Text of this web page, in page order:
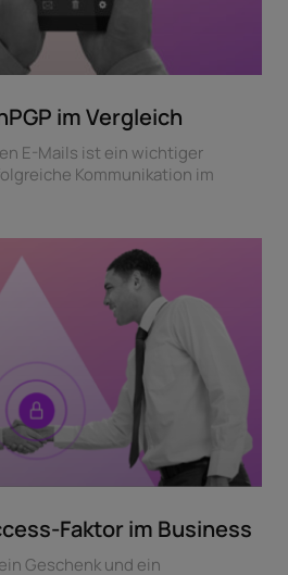
im Vergleich
E-Mails ist ein wichtiger
Kommunikation im
Faktor im Business
Geschenk und ein